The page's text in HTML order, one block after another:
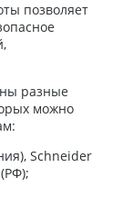
позволяет
разные
можно
Schneider